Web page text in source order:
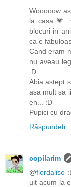
Wooooow
la casa 💗.
blocuri in
ca e
Cand eram
nu aveau
:D
Abia astept
asa mult sa
eh... :D
Pupici cu
Răspundeți
copilarim
@fiordaliso
uit acum la